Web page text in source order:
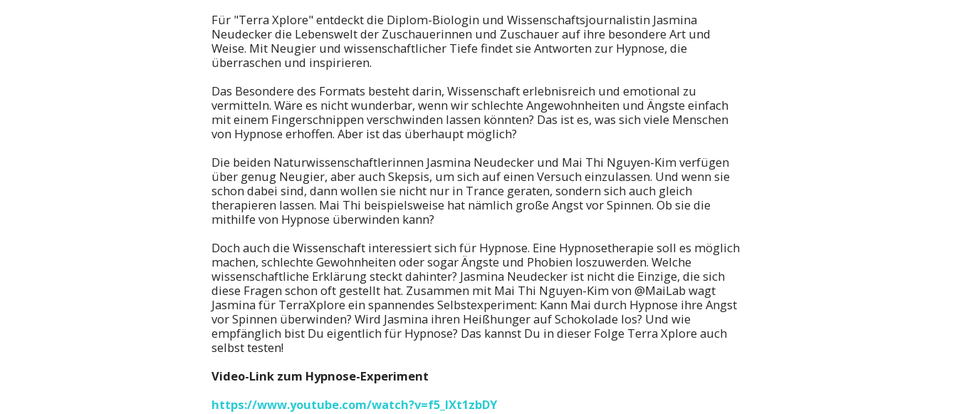
Für "Terra Xplore" entdeckt die Diplom-Biologin und Wissenschaftsjournalistin Jasmina
Neudecker die Lebenswelt der Zuschauerinnen und Zuschauer auf ihre besondere Art und
Weise. Mit Neugier und wissenschaftlicher Tiefe findet sie Antworten zur Hypnose, die
überraschen und inspirieren.
Das Besondere des Formats besteht darin, Wissenschaft erlebnisreich und emotional zu
vermitteln. Wäre es nicht wunderbar, wenn wir schlechte Angewohnheiten und Ängste einfach
mit einem Fingerschnippen verschwinden lassen könnten? Das ist es, was sich viele Menschen
von Hypnose erhoffen. Aber ist das überhaupt möglich?
Die beiden Naturwissenschaftlerinnen Jasmina Neudecker und Mai Thi Nguyen-Kim verfügen
über genug Neugier, aber auch Skepsis, um sich auf einen Versuch einzulassen. Und wenn sie
schon dabei sind, dann wollen sie nicht nur in Trance geraten, sondern sich auch gleich
therapieren lassen. Mai Thi beispielsweise hat nämlich große Angst vor Spinnen. Ob sie die
mithilfe von Hypnose überwinden kann?
Doch auch die Wissenschaft interessiert sich für Hypnose. Eine Hypnosetherapie soll es möglich
machen, schlechte Gewohnheiten oder sogar Ängste und Phobien loszuwerden. Welche
wissenschaftliche Erklärung steckt dahinter? Jasmina Neudecker ist nicht die Einzige, die sich
diese Fragen schon oft gestellt hat. Zusammen mit Mai Thi Nguyen-Kim von @MaiLab wagt
Jasmina für TerraXplore ein spannendes Selbstexperiment: Kann Mai durch Hypnose ihre Angst
vor Spinnen überwinden? Wird Jasmina ihren Heißhunger auf Schokolade los? Und wie
empfänglich bist Du eigentlich für Hypnose? Das kannst Du in dieser Folge Terra Xplore auch
selbst testen!
Video-Link zum Hypnose-Experiment
https://www.youtube.com/watch?v=f5_IXt1zbDY